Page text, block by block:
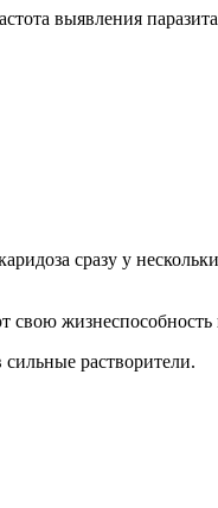
выявления
сразу у
жизнеспособность
растворители.